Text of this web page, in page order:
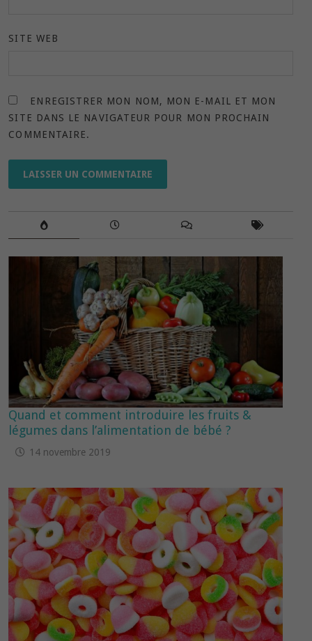
SITE WEB
ENREGISTRER MON NOM, MON E-MAIL ET MON
SITE DANS LE NAVIGATEUR POUR MON PROCHAIN
COMMENTAIRE.
Quand et comment introduire les fruits &
légumes dans l’alimentation de bébé ?
14 novembre 2019